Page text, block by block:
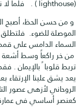
أصبح السوق غنياً
فلتطلق لخيالك
على قمم
وسط أشعة الشمس
بالإيمان . فقد أصبح
الإرتقاء بعمارة
عصور التاريخ.
فى عمارة